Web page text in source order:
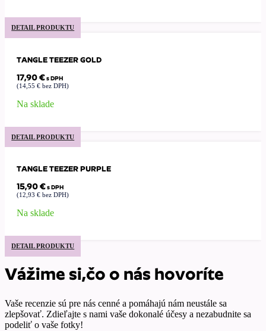
DETAIL PRODUKTU
TANGLE TEEZER GOLD
17,90€s DPH
(14,55 € bez DPH)
Na sklade
DETAIL PRODUKTU
TANGLE TEEZER PURPLE
15,90€s DPH
(12,93 € bez DPH)
Na sklade
DETAIL PRODUKTU
Vážime si,čo o nás hovoríte
Vaše recenzie sú pre nás cenné a pomáhajú nám neustále sa
zlepšovať. Zdieľajte s nami vaše dokonalé účesy a nezabudnite sa
podeliť o vaše fotky!